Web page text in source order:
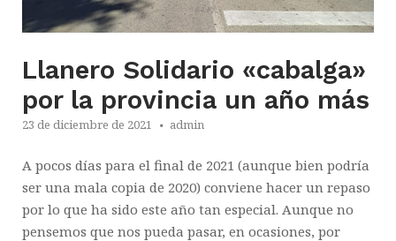
Llanero Solidario «cabalga»
por la provincia un año más
23 de diciembre de 2021 admin
A pocos días para el final de 2021 (aunque bien podría
ser una mala copia de 2020) conviene hacer un repaso
por lo que ha sido este año tan especial. Aunque no
pensemos que nos pueda pasar, en ocasiones, por